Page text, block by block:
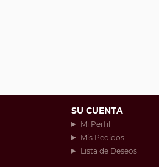
SU CUENTA
Mi Perfil
Mis Pedidos
Lista de Deseos